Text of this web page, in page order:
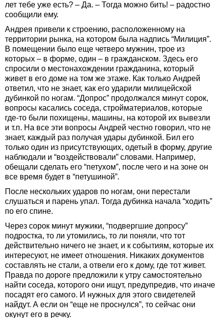
лет тебе уже есть? – Да. – Тогда можно бить! – радостно
сообщили ему.
Андрея привели к строению, расположенному на
территории рынка, на котором была надпись “Милиция”.
В помещении было еще четверо мужнин, трое из
которых – в форме, один – в гражданском. Здесь его
спросили о местонахождении гражданина, который
живет в его доме на том же этаже. Как только Андрей
ответил, что не знает, как его ударили милицейской
дубинкой по ногам. “Допрос” продолжался минут сорок,
вопросы касались соседа, стройматериалов, которые
где-то были похищены, машины, на которой их вывезли
и т.п. На все эти вопросы Андрей честно говорил, что не
знает, каждый раз получая удары дубинкой. Бил его
только один из присутствующих, одетый в форму, другие
наблюдали и “воздействовали” словами. Например,
обещали сделать его “петухом”, после чего и на зоне он
все время будет в “петушиной”.
После нескольких ударов по ногам, они перестали
слушаться и парень упал. Тогда дубинка начала “ходить”
по его спине.
Через сорок минут мужики, “подвергшие допросу”
подростка, то ли утомились, то ли поняли, что тот
действительно ничего не знает, и к событиям, которые их
интересуют, не имеет отношения. Никаких документов
составлять не стали, а отвели его к дому, где тот живет.
Правда по дороге предложили к утру самостоятельно
найти соседа, которого они ищут, предупредив, что иначе
посадят его самого. И нужных для этого свидетелей
найдут. А если он “еще не проснулся”, то сейчас они
окунут его в речку.